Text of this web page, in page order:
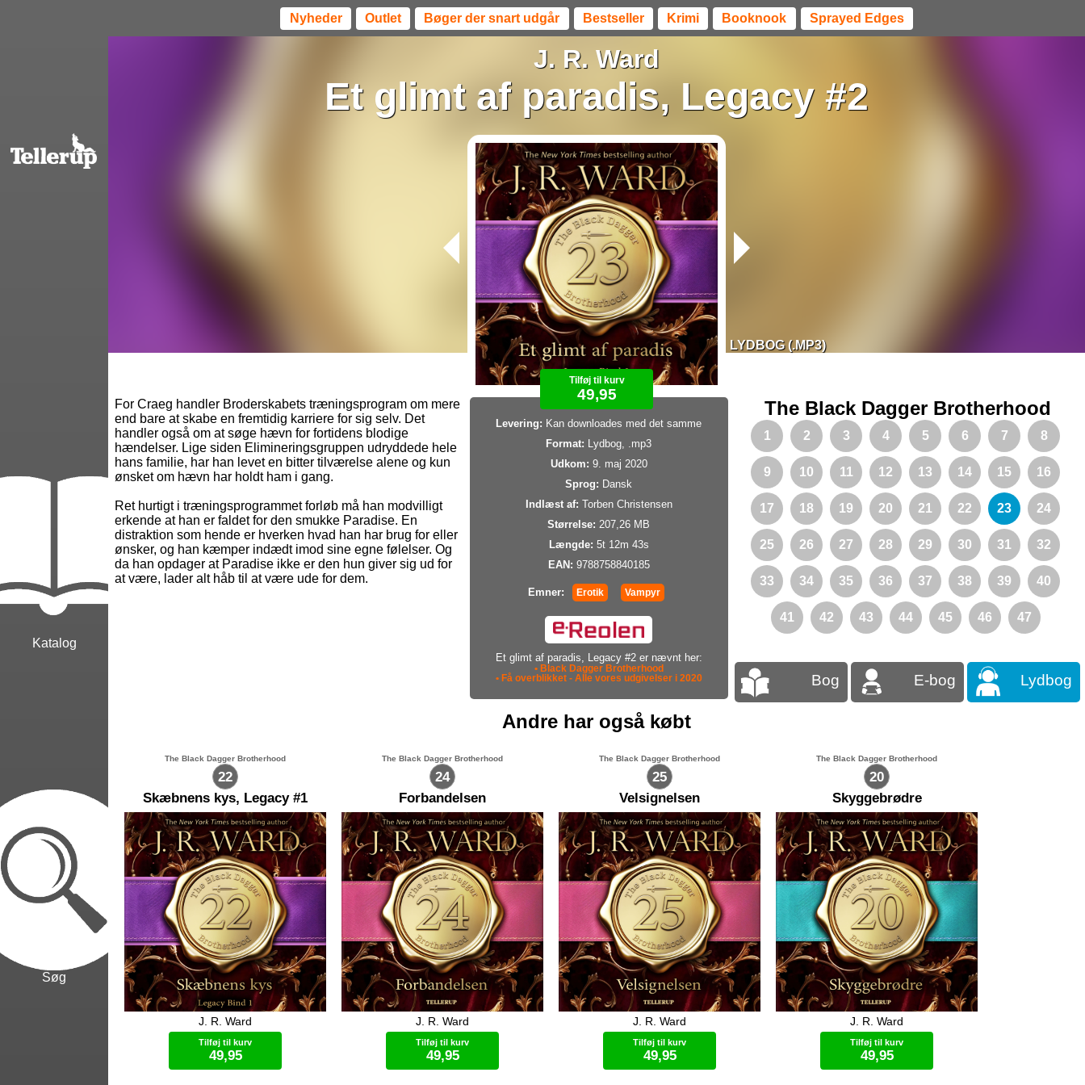
Nyheder Outlet Bøger der snart udgår Bestseller Krimi Booknook Sprayed Edges
Katalog
Søg
J. R. Ward
Et glimt af paradis, Legacy #2
LYDBOG (.MP3)
Tilføj til kurv
49,95
Levering: Kan downloades med det samme
Format: Lydbog, .mp3
Udkom: 9. maj 2020
Sprog: Dansk
Indlæst af: Torben Christensen
Størrelse: 207,26 MB
Længde: 5t 12m 43s
EAN: 9788758840185
Emner: Erotik Vampyr
Et glimt af paradis, Legacy #2 er nævnt her:
• Black Dagger Brotherhood
• Få overblikket - Alle vores udgivelser i 2020
For Craeg handler Broderskabets træningsprogram om mere
end bare at skabe en fremtidig karriere for sig selv. Det
handler også om at søge hævn for fortidens blodige
hændelser. Lige siden Elimineringsgruppen udryddede hele
hans familie, har han levet en bitter tilværelse alene og kun
ønsket om hævn har holdt ham i gang.
Ret hurtigt i træningsprogrammet forløb må han modvilligt
erkende at han er faldet for den smukke Paradise. En
distraktion som hende er hverken hvad han har brug for eller
ønsker, og han kæmper indædt imod sine egne følelser. Og
da han opdager at Paradise ikke er den hun giver sig ud for
at være, lader alt håb til at være ude for dem.
The Black Dagger Brotherhood
1 2 3 4 5 6 7 8
9 10 11 12 13 14 15 16
17 18 19 20 21 22 23 24
25 26 27 28 29 30 31 32
33 34 35 36 37 38 39 40
41 42 43 44 45 46 47
Bog E-bog Lydbog
Andre har også købt
22
The Black Dagger Brotherhood
Skæbnens kys, Legacy #1
Paradise er parat til at bryde fri af sit
aristokratiske livs strikse rammer og
sin fars konservative forventninger til
hendes fremtid. Derfor beslutter hun
sig for at melde sig til Black Dagger
J. R. Ward
Tilføj til kurv
49,95
24
The Black Dagger Brotherhood
Forbandelsen
For Rhage handler livet om nydelse,
krig og kærlighed, så egentlig har han
alt hvad han kunne ønske sig. Derfor
er det et chok for ham at indse at der
alligevel mangler noget i hans liv. En
J. R. Ward
Tilføj til kurv
49,95
25
The Black Dagger Brotherhood
Velsignelsen
Mary er klar over at hendes evige liv
er et mirakel. Aldrig skal hun bekymre
sig om at blive adskilt fra sin elskede
Rhage, fordi hun selv er i stand til at
vælge hvornår hun vil afslutte sit
J. R. Ward
Tilføj til kurv
49,95
20
The Black Dagger Brotherhood
Skyggebrødre
Trez er på flugt fra sit folk og har i
årevis væltet sig i anonym sex. iAm
har viet hele sit liv til at beskytte sin
bror og forsøge at tæmme ham -
uden held. Først da den smukke
J. R. Ward
Tilføj til kurv
49,95